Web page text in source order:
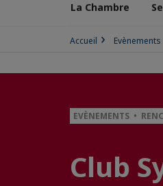
La Chambre
Accueil Evènements
EVÈNEMENTS •
Club